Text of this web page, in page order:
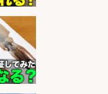
クス
魚
で